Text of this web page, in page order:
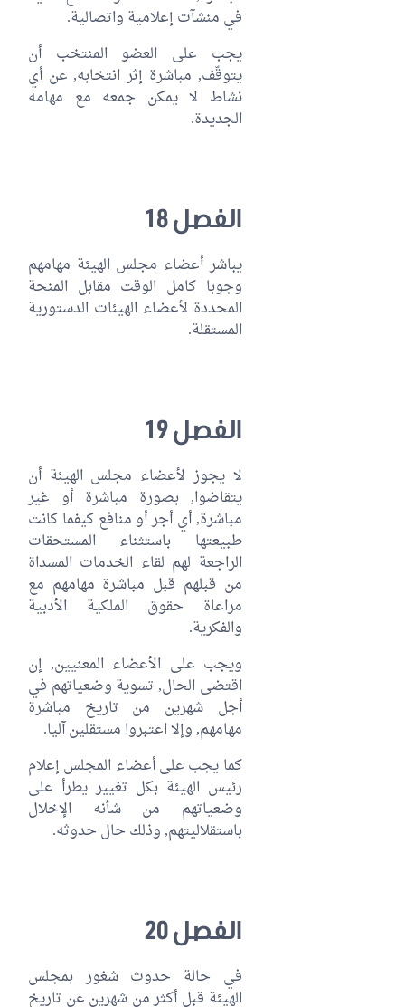
في منشآت إعلامية واتصالية.
يجب على العضو المنتخب أن
يتوقّف, مباشرة إثر انتخابه, عن أي
نشاط لا يمكن جمعه مع مهامه
الجديدة.
الفصل 18
يباشر أعضاء مجلس الهيئة مهامهم
وجوبا كامل الوقت مقابل المنحة
المحددة لأعضاء الهيئات الدستورية
المستقلة.
الفصل 19
لا يجوز لأعضاء مجلس الهيئة أن
يتقاضوا, بصورة مباشرة أو غير
مباشرة, أي أجر أو منافع كيفما كانت
طبيعتها باستثناء المستحقات
الراجعة لهم لقاء الخدمات المسداة
من قبلهم قبل مباشرة مهامهم مع
مراعاة حقوق الملكية الأدبية
والفكرية.
ويجب على الأعضاء المعنيين, إن
اقتضى الحال, تسوية وضعياتهم في
أجل شهرين من تاريخ مباشرة
مهامهم, وإلا اعتبروا مستقلين آليا.
كما يجب على أعضاء المجلس إعلام
رئيس الهيئة بكل تغيير يطرأ على
وضعياتهم من شأنه الإخلال
باستقلاليتهم, وذلك حال حدوثه.
الفصل 20
في حالة حدوث شغور بمجلس
الهيئة قبل أكثر من شهرين عن تاريخ